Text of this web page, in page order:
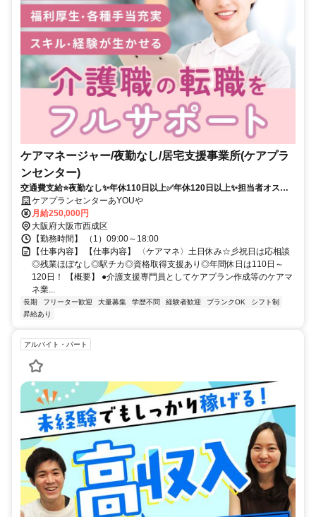
ケアマネージャー/夜勤なし/居宅支援事業所(ケアプラ
ンセンター)
交通費支給⭐️夜勤なし✨年休110日以上✅️年休120日以上✨担当者オスス
メ⭕️研修支援有✨経験者優遇❗️駅チカ
ケアプランセンターあYOUや
月給250,000円
大阪府大阪市西成区
【勤務時間】 （1）09:00～18:00
【仕事内容】 【仕事内容】 〈ケアマネ〉土日休み☆彡祝日は応相談
◎残業ほぼなし◎駅チカ◎資格取得支援あり◎年間休日は110日～
120日！ 【概要】 ●介護支援専門員としてケアプラン作成等のケアマ
ネ業...
長期 フリーター歓迎 大量募集 学歴不問 経験者歓迎 ブランクOK
シフト制
昇給あり
アルバイト・パート